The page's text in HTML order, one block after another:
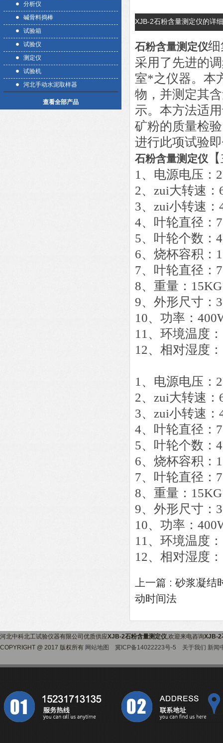
分析仪
碱骨料捣棒
试验箱
试验仪
测定仪
试验机
河北手动水泥取样器
查看全部产品
XJB-2石粉含量测定仪的详
石粉含量测定仪
采用了先进的
室*之仪器。本
物，并测定其
示。本方法适
矿粉的质量检
进行此项试验
石粉含量测定仪
1、电源
2、zui大转
3、zui小转速
4、叶轮直径：
5、叶轮
6、烧杯容积：
7、叶轮直径：
8、重量：15KG
9、外形尺寸：
10、功率：
11、环境温
12、相对湿度
1、电源
2、zui大转
3、zui小转速
4、叶轮直径：
5、叶轮
6、烧杯容积：
7、叶轮直径：
8、重量：15KG
9、外形尺寸：
10、功率：
11、环境温
12、相对湿度
上一篇 : 砂浆凝结
动时间法
河北中科北工试验仪器有限公司优质供应XJB-2石粉含量测定仪,欢迎来电咨询XJB-2
COPYRIGHT @ 2017 版权所有 网站地图 冀ICP备14022223号-5 关于我们 新闻